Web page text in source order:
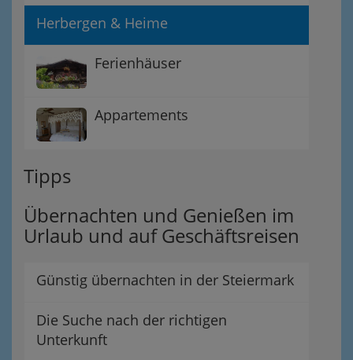
Herbergen & Heime
Ferienhäuser
Appartements
Tipps
Übernachten und Genießen im
Urlaub und auf Geschäftsreisen
Günstig übernachten in der Steiermark
Die Suche nach der richtigen
Unterkunft